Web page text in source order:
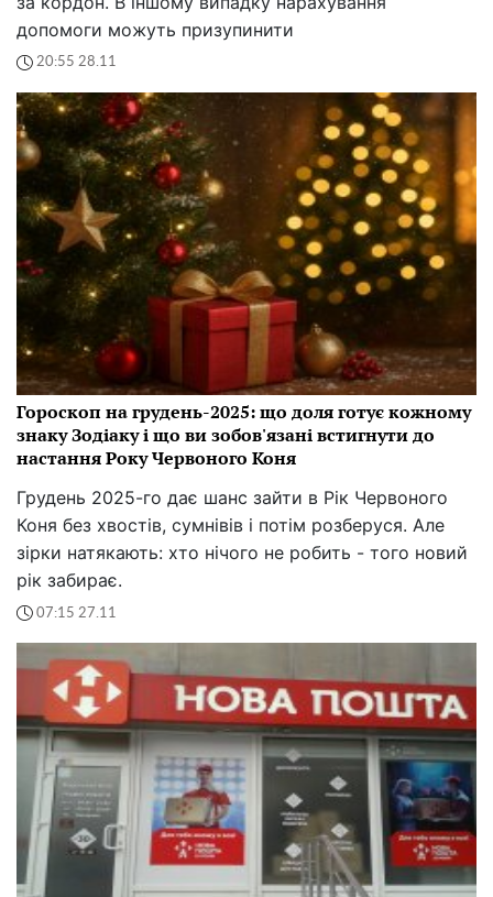
допомоги можуть призупинити
20:55 28.11
Гороскоп на грудень-2025: що доля готує кожному
знаку Зодіаку і що ви зобов'язані встигнути до
настання Року Червоного Коня
Грудень 2025-го дає шанс зайти в Рік Червоного
Коня без хвостів, сумнівів і потім розберуся. Але
зірки натякають: хто нічого не робить - того новий
рік забирає.
07:15 27.11